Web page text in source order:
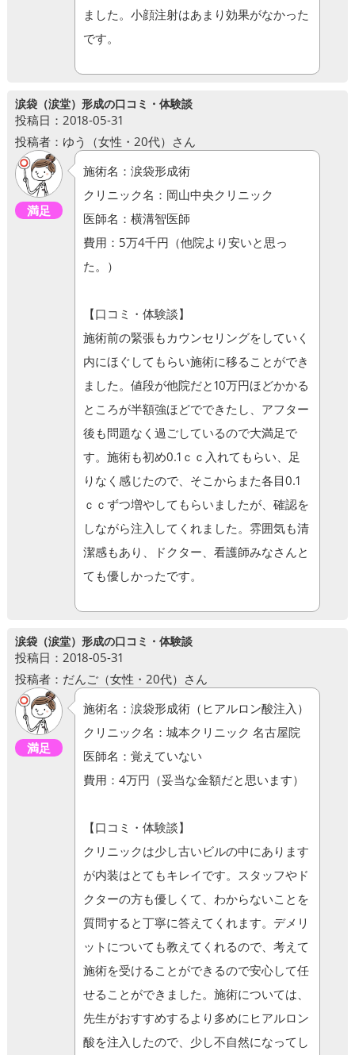
ました。小顔注射はあまり効果がなかった
です。
涙袋（涙堂）形成の口コミ・体験談
投稿日：2018-05-31
投稿者：ゆう（女性・20代）さん
満足
施術名：涙袋形成術
クリニック名：岡山中央クリニック
医師名：横溝智医師
費用：5万4千円（他院より安いと思っ
た。）
【口コミ・体験談】
施術前の緊張もカウンセリングをしていく
内にほぐしてもらい施術に移ることができ
ました。値段が他院だと10万円ほどかかる
ところが半額強ほどでできたし、アフター
後も問題なく過ごしているので大満足で
す。施術も初め0.1ｃｃ入れてもらい、足
りなく感じたので、そこからまた各目0.1
ｃｃずつ増やしてもらいましたが、確認を
しながら注入してくれました。雰囲気も清
潔感もあり、ドクター、看護師みなさんと
ても優しかったです。
涙袋（涙堂）形成の口コミ・体験談
投稿日：2018-05-31
投稿者：だんご（女性・20代）さん
満足
施術名：涙袋形成術（ヒアルロン酸注入）
クリニック名：城本クリニック 名古屋院
医師名：覚えていない
費用：4万円（妥当な金額だと思います）
【口コミ・体験談】
クリニックは少し古いビルの中にあります
が内装はとてもキレイです。スタッフやド
クターの方も優しくて、わからないことを
質問すると丁寧に答えてくれます。デメリ
ットについても教えてくれるので、考えて
施術を受けることができるので安心して任
せることができました。施術については、
先生がおすすめするより多めにヒアルロン
酸を注入したので、少し不自然になってし